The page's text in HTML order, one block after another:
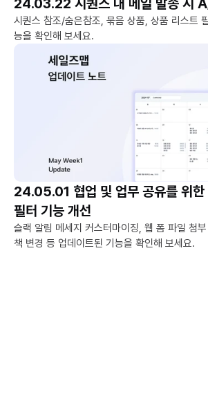
24.03.22 시퀀스 내 메일 발송 시
시퀀스 참조/숨은참조, 묶음 상품, 상품 리스트
능을 확인해 보세요.
24.05.01 협업 및 업무 공유를 위
필터 기능 개선
슬랙 알림 메세지 커스터마이징, 웹 폼 파일 첨
책 변경 등 업데이트된 기능을 확인해 보세요.